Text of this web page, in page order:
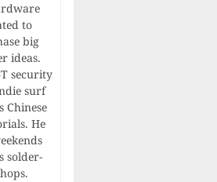
to
big
ideas.
security
surf
Chinese
He
solder-